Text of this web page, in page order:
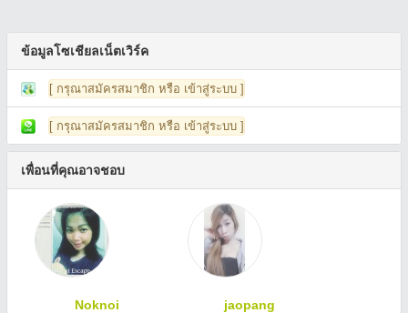
ข้อมูลโซเชียลเน็ตเวิร์ค
[ กรุณาสมัครสมาชิก หรือ เข้าสู่ระบบ ]
[ กรุณาสมัครสมาชิก หรือ เข้าสู่ระบบ ]
เพื่อนที่คุณอาจชอบ
Noknoi jaopang